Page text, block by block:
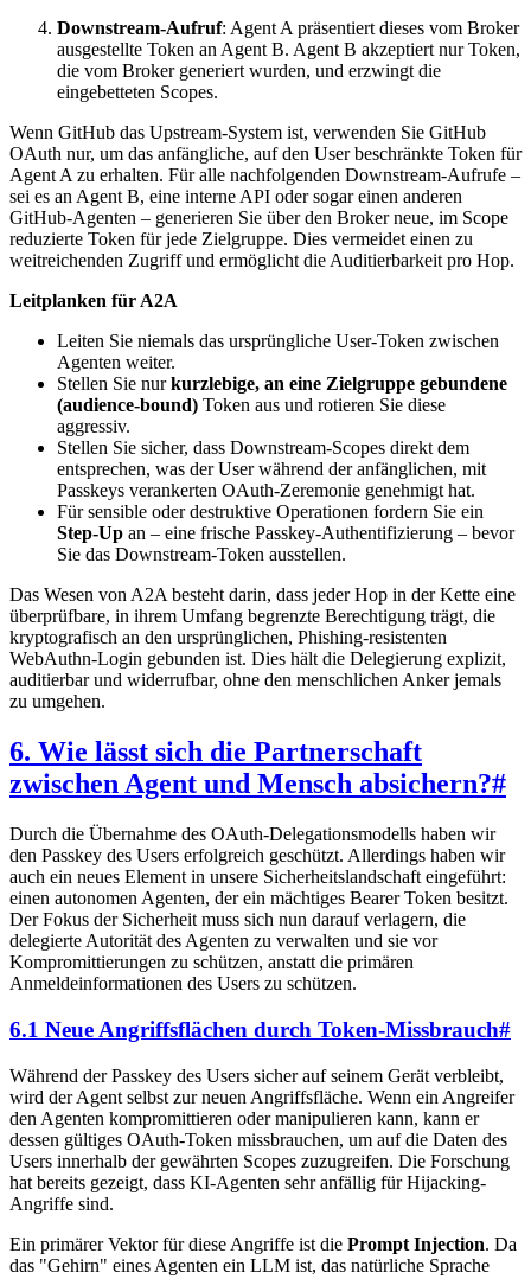
Downstream-Aufruf: Agent A präsentiert dieses vom Broker
ausgestellte Token an Agent B. Agent B akzeptiert nur Token,
die vom Broker generiert wurden, und erzwingt die
eingebetteten Scopes.
Wenn GitHub das Upstream-System ist, verwenden Sie GitHub
OAuth nur, um das anfängliche, auf den User beschränkte Token für
Agent A zu erhalten. Für alle nachfolgenden Downstream-Aufrufe –
sei es an Agent B, eine interne API oder sogar einen anderen
GitHub-Agenten – generieren Sie über den Broker neue, im Scope
reduzierte Token für jede Zielgruppe. Dies vermeidet einen zu
weitreichenden Zugriff und ermöglicht die Auditierbarkeit pro Hop.
Leitplanken für A2A
Leiten Sie niemals das ursprüngliche User-Token zwischen
Agenten weiter.
Stellen Sie nurkurzlebige, an eine Zielgruppe gebundene
(audience-bound) Token aus und rotieren Sie diese
aggressiv.
Stellen Sie sicher, dass Downstream-Scopes direkt dem
entsprechen, was der User während der anfänglichen, mit
Passkeys verankerten OAuth-Zeremonie genehmigt hat.
Für sensible oder destruktive Operationen fordern Sie ein
Step-Up an – eine frische Passkey-Authentifizierung – bevor
Sie das Downstream-Token ausstellen.
Das Wesen von A2A besteht darin, dass jeder Hop in der Kette eine
überprüfbare, in ihrem Umfang begrenzte Berechtigung trägt, die
kryptografisch an den ursprünglichen, Phishing-resistenten
WebAuthn-Login gebunden ist. Dies hält die Delegierung explizit,
auditierbar und widerrufbar, ohne den menschlichen Anker jemals
zu umgehen.
6. Wie lässt sich die Partnerschaft
zwischen Agent und Mensch absichern?#
Durch die Übernahme des OAuth-Delegationsmodells haben wir
den Passkey des Users erfolgreich geschützt. Allerdings haben wir
auch ein neues Element in unsere Sicherheitslandschaft eingeführt:
einen autonomen Agenten, der ein mächtiges Bearer Token besitzt.
Der Fokus der Sicherheit muss sich nun darauf verlagern, die
delegierte Autorität des Agenten zu verwalten und sie vor
Kompromittierungen zu schützen, anstatt die primären
Anmeldeinformationen des Users zu schützen.
6.1 Neue Angriffsflächen durch Token-Missbrauch#
Während der Passkey des Users sicher auf seinem Gerät verbleibt,
wird der Agent selbst zur neuen Angriffsfläche. Wenn ein Angreifer
den Agenten kompromittieren oder manipulieren kann, kann er
dessen gültiges OAuth-Token missbrauchen, um auf die Daten des
Users innerhalb der gewährten Scopes zuzugreifen. Die Forschung
hat bereits gezeigt, dass KI-Agenten sehr anfällig für Hijacking-
Angriffe sind.
Ein primärer Vektor für diese Angriffe ist die Prompt Injection. Da
das "Gehirn" eines Agenten ein LLM ist, das natürliche Sprache